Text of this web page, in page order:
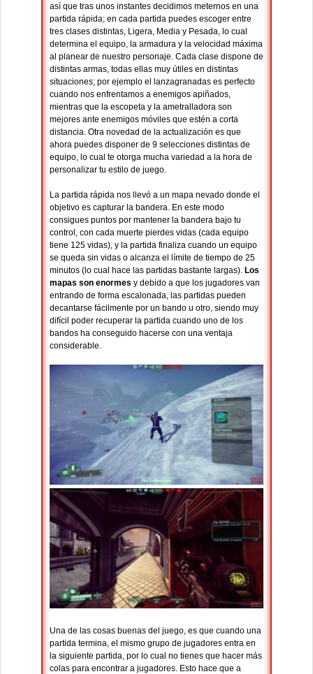
así que tras unos instantes decidimos meternos en una
partida rápida; en cada partida puedes escoger entre
tres clases distintas, Ligera, Media y Pesada, lo cual
determina el equipo, la armadura y la velocidad máxima
al planear de nuestro personaje. Cada clase dispone de
distintas armas, todas ellas muy útiles en distintas
situaciones; por ejemplo el lanzagranadas es perfecto
cuando nos enfrentamos a enemigos apiñados,
mientras que la escopeta y la ametralladora son
mejores ante enemigos móviles que estén a corta
distancia. Otra novedad de la actualización es que
ahora puedes disponer de 9 selecciones distintas de
equipo, lo cual te otorga mucha variedad a la hora de
personalizar tu estilo de juego.
La partida rápida nos llevó a un mapa nevado donde el
objetivo es capturar la bandera. En este modo
consigues puntos por mantener la bandera bajo tu
control, con cada muerte pierdes vidas (cada equipo
tiene 125 vidas), y la partida finaliza cuando un equipo
se queda sin vidas o alcanza el límite de tiempo de 25
minutos (lo cual hace las partidas bastante largas). Los
mapas son enormes y debido a que los jugadores van
entrando de forma escalonada, las partidas pueden
decantarse fácilmente por un bando u otro, siendo muy
difícil poder recuperar la partida cuando uno de los
bandos ha conseguido hacerse con una ventaja
considerable.
Una de las cosas buenas del juego, es que cuando una
partida termina, el mismo grupo de jugadores entra en
la siguiente partida, por lo cual no tienes que hacer más
colas para encontrar a jugadores. Esto hace que a